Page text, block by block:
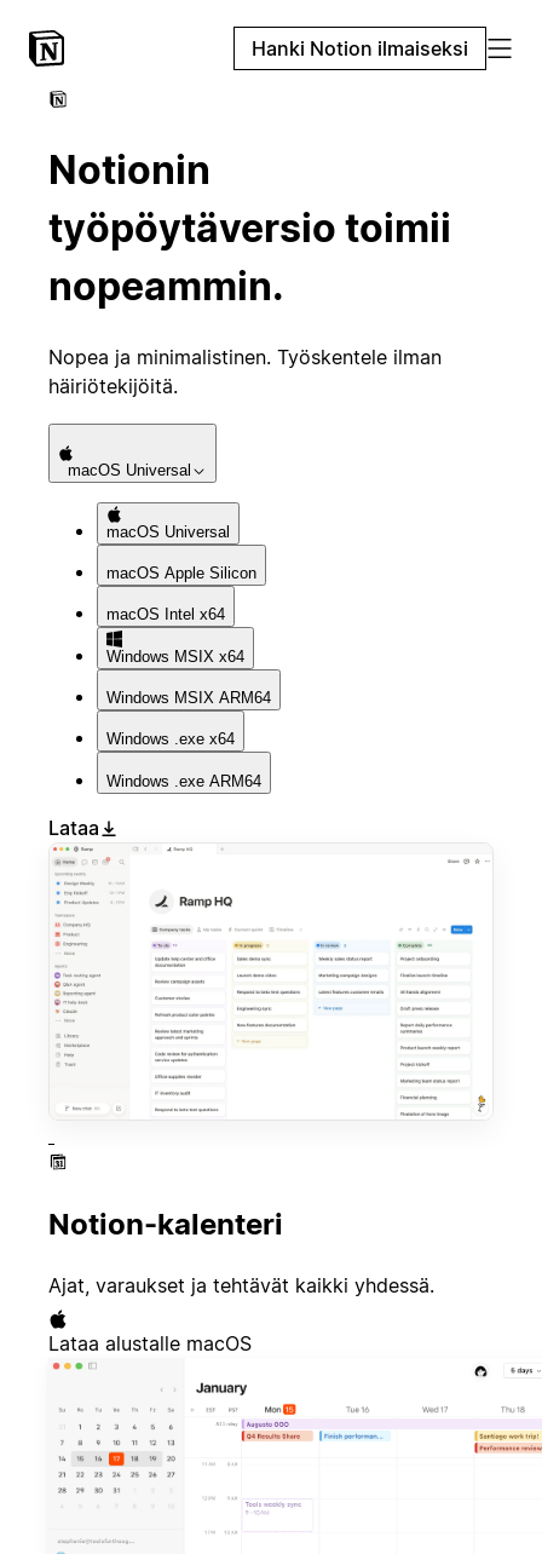
Hanki Notion ilmaiseksi
Notionin
työpöytäversio toimii
nopeammin.
Nopea ja minimalistinen. Työskentele ilman
häiriötekijöitä.
macOS Universal
macOS Universal
macOS Apple Silicon
macOS Intel x64
Windows MSIX x64
Windows MSIX ARM64
Windows .exe x64
Windows .exe ARM64
Lataa
Notion-kalenteri
Ajat, varaukset ja tehtävät kaikki yhdessä.
Lataa alustalle macOS